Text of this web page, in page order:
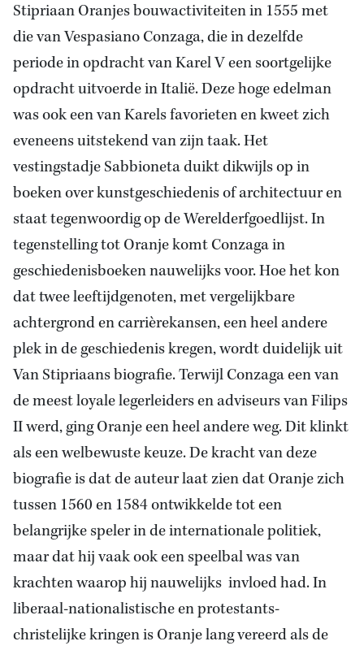
Stipriaan Oranjes bouwactiviteiten in 1555 met
die van Vespasiano Conzaga, die in dezelfde
periode in opdracht van Karel V een soortgelijke
opdracht uitvoerde in Italië. Deze hoge edelman
was ook een van Karels favorieten en kweet zich
eveneens uitstekend van zijn taak. Het
vestingstadje Sabbioneta duikt dikwijls op in
boeken over kunstgeschiedenis of architectuur en
staat tegenwoordig op de Werelderfgoedlijst. In
tegenstelling tot Oranje komt Conzaga in
geschiedenisboeken nauwelijks voor. Hoe het kon
dat twee leeftijdgenoten, met vergelijkbare
achtergrond en carrièrekansen, een heel andere
plek in de geschiedenis kregen, wordt duidelijk uit
Van Stipriaans biografie. Terwijl Conzaga een van
de meest loyale legerleiders en adviseurs van Filips
II werd, ging Oranje een heel andere weg. Dit klinkt
als een welbewuste keuze. De kracht van deze
biografie is dat de auteur laat zien dat Oranje zich
tussen 1560 en 1584 ontwikkelde tot een
belangrijke speler in de internationale politiek,
maar dat hij vaak ook een speelbal was van
krachten waarop hij nauwelijks invloed had. In
liberaal-nationalistische en protestants-
christelijke kringen is Oranje lang vereerd als de